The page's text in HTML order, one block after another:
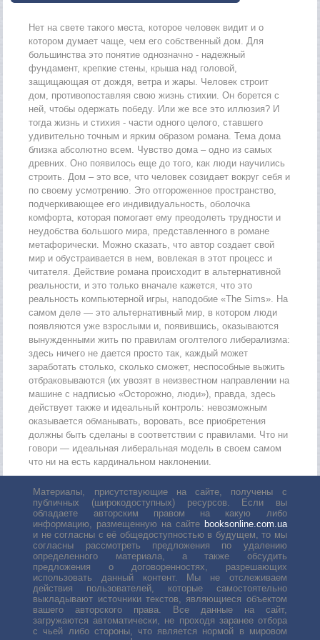
Нет на свете такого места, которое человек видит и о
котором думает чаще, чем его собственный дом. Для
большинства это понятие однозначно - надежный
фундамент, крепкие стены, крыша над головой,
защищающая от дождя, ветра и жары. Человек строит
дом, противопоставляя свою жизнь стихии. Он борется с
ней, чтобы одержать победу. Или же все это иллюзия? И
тогда жизнь и стихия - части одного целого, ставшего
удивительно точным и ярким образом романа. Тема дома
близка абсолютно всем. Чувство дома – одно из самых
древних. Оно появилось еще до того, как люди научились
строить. Дом – это все, что человек созидает вокруг себя и
по своему усмотрению. Это отгороженное пространство,
подчеркивающее его индивидуальность, оболочка
комфорта, которая помогает ему преодолеть трудности и
неудобства большого мира, представленного в романе
метафорически. Можно сказать, что автор создает свой
мир и обустраивается в нем, вовлекая в этот процесс и
читателя. Действие романа происходит в альтернативной
реальности, и это только вначале кажется, что это
реальность компьютерной игры, наподобие «The Sims». На
самом деле — это альтернативный мир, в котором люди
появляются уже взрослыми и, появившись, оказываются
вынужденными жить по правилам оголтелого либерализма:
здесь ничего не дается просто так, каждый может
заработать столько, сколько сможет, неспособные выжить
отбраковываются (их увозят в неизвестном направлении на
машине с надписью «Осторожно, люди»), правда, здесь
действует также и идеальный контроль: невозможным
оказывается обманывать, воровать, все приобретения
должны быть сделаны в соответствии с правилами. Что ни
говори — идеальная либеральная модель в своем самом
что ни на есть кардинальном наклонении.
Материалы, присутствующие на сайте, получены с
публичных (широкодоступных) ресурсов. Если вы
обладаете авторским правом на какую либо
информацию, размещенную на сайте booksonline.com.ua
и не согласны с её общедоступностью в будущем, то мы
согласны рассмотреть предложения по удалению
определенного материала, а также обсудить
предложения о договоренностях, разрешающих
использовать данный контент. Мы не отслеживаем
действия пользователей, которые самостоятельно
выкладывают источники текстов, являющиеся объектом
вашего авторского права. Все данные на сайт,
загружаются автоматически, не проходя заранее отбора
с чьей либо стороны, что является нормой в мировом